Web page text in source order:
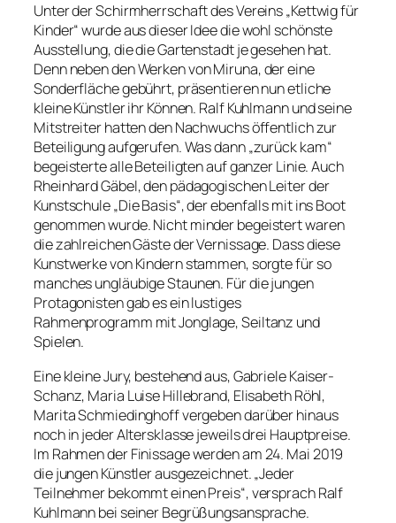
Unter der Schirmherrschaft des Vereins „Kettwig für
Kinder“ wurde aus dieser Idee die wohl schönste
Ausstellung, die die Gartenstadt je gesehen hat.
Denn neben den Werken von Miruna, der eine
Sonderfläche gebührt, präsentieren nun etliche
kleine Künstler ihr Können. Ralf Kuhlmann und seine
Mitstreiter hatten den Nachwuchs öffentlich zur
Beteiligung aufgerufen. Was dann „zurück kam“
begeisterte alle Beteiligten auf ganzer Linie. Auch
Rheinhard Gäbel, den pädagogischen Leiter der
Kunstschule „Die Basis“, der ebenfalls mit ins Boot
genommen wurde. Nicht minder begeistert waren
die zahlreichen Gäste der Vernissage. Dass diese
Kunstwerke von Kindern stammen, sorgte für so
manches ungläubige Staunen. Für die jungen
Protagonisten gab es ein lustiges
Rahmenprogramm mit Jonglage, Seiltanz und
Spielen.
Eine kleine Jury, bestehend aus, Gabriele Kaiser-
Schanz, Maria Luise Hillebrand, Elisabeth Röhl,
Marita Schmiedinghoff vergeben darüber hinaus
noch in jeder Altersklasse jeweils drei Hauptpreise.
Im Rahmen der Finissage werden am 24. Mai 2019
die jungen Künstler ausgezeichnet. „Jeder
Teilnehmer bekommt einen Preis“, versprach Ralf
Kuhlmann bei seiner Begrüßungsansprache.